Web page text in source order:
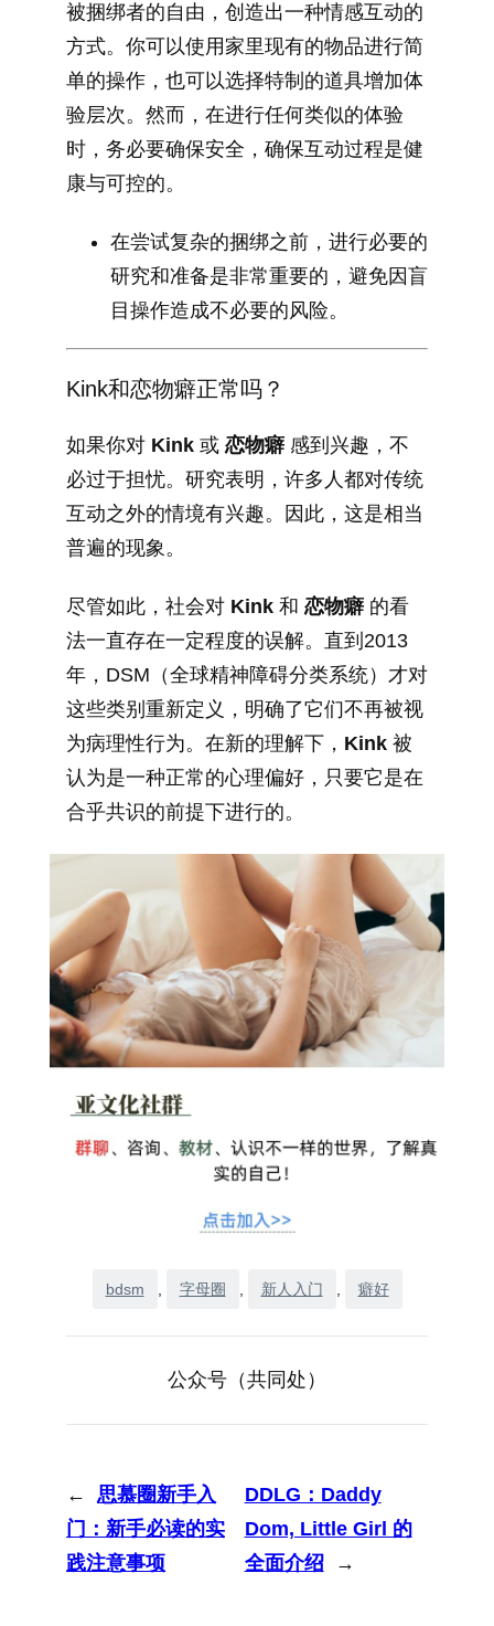
被捆绑者的自由，创造出一种情感互动的
方式。你可以使用家里现有的物品进行简
单的操作，也可以选择特制的道具增加体
验层次。然而，在进行任何类似的体验
时，务必要确保安全，确保互动过程是健
康与可控的。
在尝试复杂的捆绑之前，进行必要的
研究和准备是非常重要的，避免因盲
目操作造成不必要的风险。
Kink和恋物癖正常吗？
如果你对 Kink 或 恋物癖 感到兴趣，不
必过于担忧。研究表明，许多人都对传统
互动之外的情境有兴趣。因此，这是相当
普遍的现象。
尽管如此，社会对 Kink 和 恋物癖 的看
法一直存在一定程度的误解。直到2013
年，DSM（全球精神障碍分类系统）才对
这些类别重新定义，明确了它们不再被视
为病理性行为。在新的理解下， Kink 被
认为是一种正常的心理偏好，只要它是在
合乎共识的前提下进行的。
bdsm 字母圈 新人入门 癖好
公众号（共同处）
←
思慕圈新手入
门：新手必读的实
践注意事项
DDLG：Daddy
Dom, Little Girl 的
全面介绍
→